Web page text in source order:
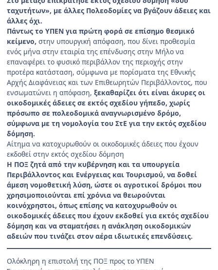
ταχυτήτων», με άλλες Πολεοδομίες να βγάζουν άδειες και
άλλες όχι.
Πάντως το ΥΠΕΝ για πρώτη φορά σε επίσημο θεσμικό
κείμενο, στην υπουργική απόφαση, που δίνει προθεσμία
ενός μήνα στην εταιρία της επένδυσης στην Μήλο να
επαναφέρει το φυσικό περιβάλλον της περιοχής στην
προτέρα κατάσταση, σύμφωνα με πορίσματα της Εθνικής
Αρχής Διαφάνειας και των Επιθεωρητών Περιβάλλοντος, που
ενσωματώνει η απόφαση, ξεκαθαρίζει ότι είναι άκυρες οι
οικοδομικές άδειες σε εκτός σχεδίου γήπεδο, χωρίς
πρόσωπο σε πολεοδομικά αναγνωρισμένο δρόμο,
σύμφωνα με τη νομολογία του ΣτΕ για την εκτός σχεδίου
δόμηση.
Αίτημα να κατοχυρωθούν οι οικοδομικές άδειες που έχουν
εκδοθεί στην εκτός σχεδίου δόμηση
Η ΠΟΞ ζητά από την κυβέρνηση και τα υπουργεία
Περιβάλλοντος και Ενέργειας και Τουρισμού, να δοθεί
άμεση νομοθετική λύση, ώστε οι αγροτικοί δρόμοι που
χρησιμοποιούνται επί χρόνια να θεωρούνται
κοινόχρηστοι, όπως επίσης να κατοχυρωθούν οι
οικοδομικές άδειες που έχουν εκδοθεί για εκτός σχεδίου
δόμηση και να σταματήσει η ανάκληση οικοδομικών
αδειών που τινάζει στον αέρα ιδιωτικές επενδύσεις.
Ολόκληρη η επιστολή της ΠΟΞ προς το ΥΠΕΝ